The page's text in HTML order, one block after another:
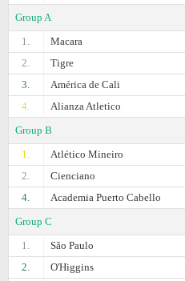
Group A
1.
Macara
2.
Tigre
3.
América de Cali
4.
Alianza Atletico
Group B
1.
Atlético Mineiro
2.
Cienciano
4.
Academia Puerto Cabello
Group C
1.
São Paulo
2.
O'Higgins